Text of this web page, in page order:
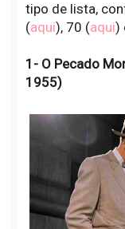
tipo de lista,
(aqui), 70 (aqui)
1- O Pecado
1955)